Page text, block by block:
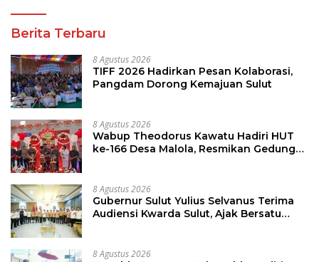
Berita Terbaru
8 Agustus 2026
TIFF 2026 Hadirkan Pesan Kolaborasi,
Pangdam Dorong Kemajuan Sulut
8 Agustus 2026
Wabup Theodorus Kawatu Hadiri HUT
ke-166 Desa Malola, Resmikan Gedung
8 Agustus 2026
Gubernur Sulut Yulius Selvanus Terima
Audiensi Kwarda Sulut, Ajak Bersatu
8 Agustus 2026